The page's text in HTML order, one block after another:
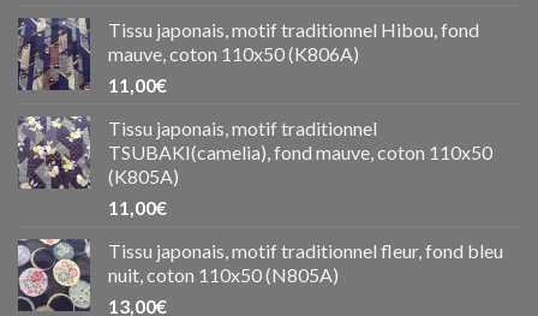
Tissu japonais, motif traditionnel Hibou, fond
mauve, coton 110x50 (K806A)
11,00€
Tissu japonais, motif traditionnel
TSUBAKI(camelia), fond mauve, coton 110x50
(K805A)
11,00€
Tissu japonais, motif traditionnel fleur, fond bleu
nuit, coton 110x50 (N805A)
13,00€